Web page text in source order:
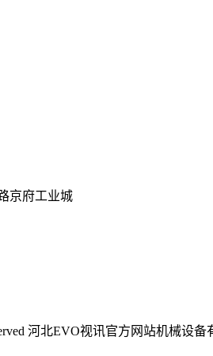
京府工业城
河北EVO视讯官方网站机械设